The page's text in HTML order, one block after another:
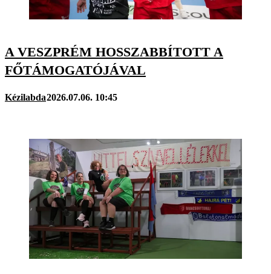
A VESZPRÉM HOSSZABBÍTOTT A
FŐTÁMOGATÓJÁVAL
Kézilabda2026.07.06. 10:45